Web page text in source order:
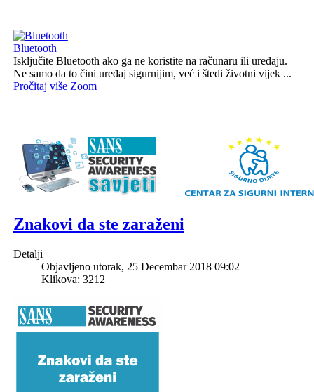
Bluetooth
Isključite Bluetooth ako ga ne koristite na računaru ili uređaju.
Ne samo da to čini uređaj sigurnijim, već i štedi životni vijek ...
Pročitaj više Zoom
Znakovi da ste zaraženi
Detalji
Objavljeno utorak, 25 Decembar 2018 09:02
Klikova: 3212